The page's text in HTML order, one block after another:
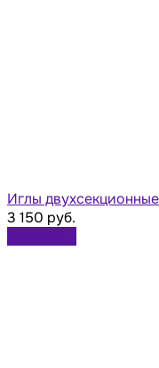
Иглы
3 150 руб.